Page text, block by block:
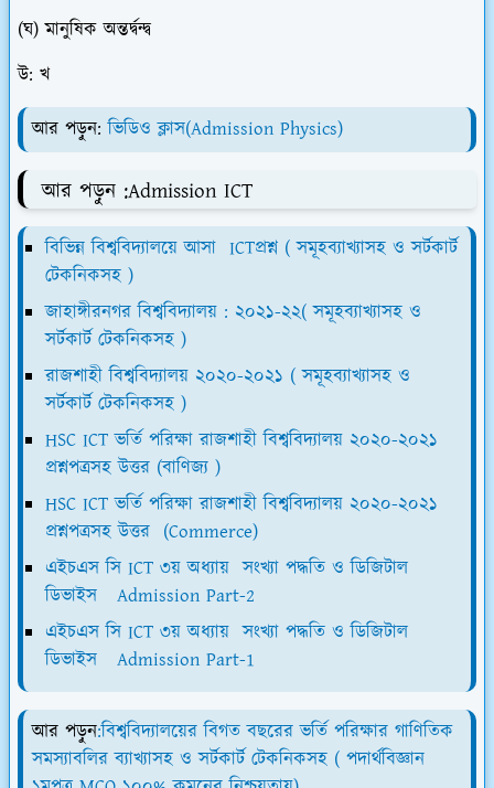
(ঘ) মানুষিক অন্তর্দ্বন্দ্ব
উ: খ
আর পড়ুন:ভিডিও ক্লাস(Admission Physics)
আর পড়ুন :Admission ICT
বিভিন্ন বিশ্ববিদ্যালয়ে আসা ICTপ্রশ্ন ( সমূহব্যাখ্যাসহ ও সর্টকার্ট
টেকনিকসহ )
জাহাঙ্গীরনগর বিশ্ববিদ্যালয় : ২০২১-২২( সমূহব্যাখ্যাসহ ও
সর্টকার্ট টেকনিকসহ )
রাজশাহী বিশ্ববিদ্যালয় ২০২০-২০২১ ( সমূহব্যাখ্যাসহ ও
সর্টকার্ট টেকনিকসহ )
HSC ICT ভর্তি পরিক্ষা রাজশাহী বিশ্ববিদ্যালয় ২০২০-২০২১
প্রশ্নপত্রসহ উত্তর (বাণিজ্য )
HSC ICT ভর্তি পরিক্ষা রাজশাহী বিশ্ববিদ্যালয় ২০২০-২০২১
প্রশ্নপত্রসহ উত্তর (Commerce)
এইচএস সি ICT ৩য় অধ্যায় সংখ্যা পদ্ধতি ও ডিজিটাল
ডিভাইস Admission Part-2
এইচএস সি ICT ৩য় অধ্যায় সংখ্যা পদ্ধতি ও ডিজিটাল
ডিভাইস Admission Part-1
আর পড়ুন:বিশ্ববিদ্যালয়ের বিগত বছরের ভর্তি পরিক্ষার গাণিতিক
সমস্যাবলির ব্যাখ্যাসহ ও সর্টকার্ট টেকনিকসহ ( পদার্থবিজ্ঞান